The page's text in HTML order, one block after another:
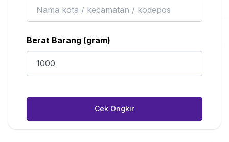
Berat Barang (gram)
Cek Ongkir